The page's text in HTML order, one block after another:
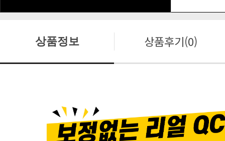
상품정보 상품후기(0)